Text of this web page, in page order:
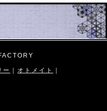
ー ｜ オトメイト ｜